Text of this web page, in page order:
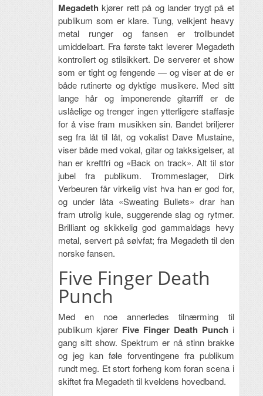
Megadeth kjører rett på og lander trygt på et
publikum som er klare. Tung, velkjent heavy
metal runger og fansen er trollbundet
umiddelbart. Fra første takt leverer Megadeth
kontrollert og stilsikkert. De serverer et show
som er tight og fengende — og viser at de er
både rutinerte og dyktige musikere. Med sitt
lange hår og imponerende gitarriff er de
uslåelige og trenger ingen ytterligere staffasje
for å vise fram musikken sin. Bandet briljerer
seg fra låt til låt, og vokalist Dave Mustaine,
viser både med vokal, gitar og takksigelser, at
han er kreftfri og «Back on track». Alt til stor
jubel fra publikum. Trommeslager, Dirk
Verbeuren får virkelig vist hva han er god for,
og under låta «Sweating Bullets» drar han
fram utrolig kule, suggerende slag og rytmer.
Brilliant og skikkelig god gammaldags hevy
metal, servert på sølvfat; fra Megadeth til den
norske fansen.
Five Finger Death
Punch
Med en noe annerledes tilnærming til
publikum kjører Five Finger Death Punch i
gang sitt show. Spektrum er nå stinn brakke
og jeg kan føle forventingene fra publikum
rundt meg. Et stort forheng kom foran scena i
skiftet fra Megadeth til kveldens hovedband.